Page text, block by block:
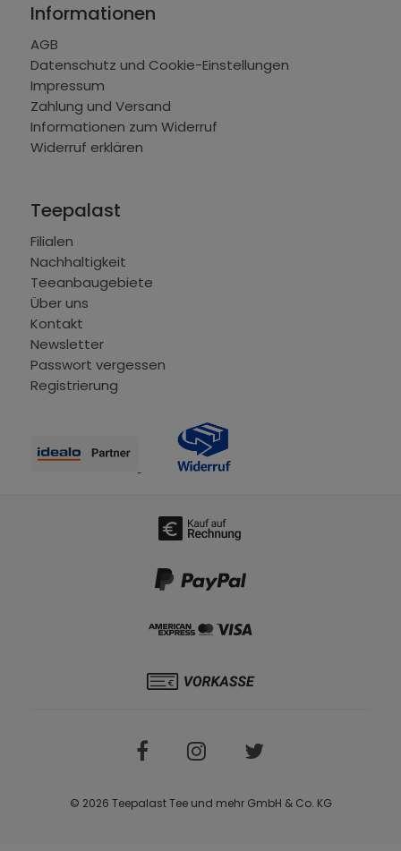
Informationen
AGB
Datenschutz und Cookie-Einstellungen
Impressum
Zahlung und Versand
Informationen zum Widerruf
Widerruf erklären
Teepalast
Filialen
Nachhaltigkeit
Teeanbaugebiete
Über uns
Kontakt
Newsletter
Passwort vergessen
Registrierung
© 2026 Teepalast Tee und mehr GmbH & Co. KG